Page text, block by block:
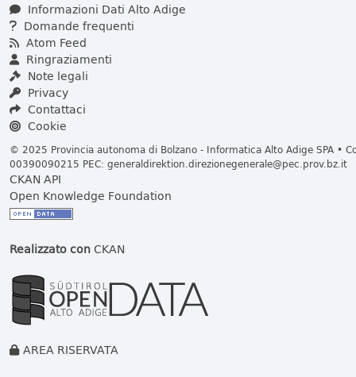
Informazioni Dati Alto Adige
Domande frequenti
Atom Feed
Ringraziamenti
Note legali
Privacy
Contattaci
Cookie
© 2025 Provincia autonoma di Bolzano - Informatica Alto Adige SPA •
00390090215 PEC: generaldirektion.direzionegenerale@pec.prov.bz.it
CKAN API
Open Knowledge Foundation
Realizzato conCKAN
AREA RISERVATA